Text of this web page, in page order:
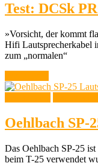
Test: DCSk
»Vorsicht, der kommt
Hifi Lautsprecherkabel
zum „normalen“
Oehlbach SP-
Das Oehlbach SP-25
beim T-25 verwendet